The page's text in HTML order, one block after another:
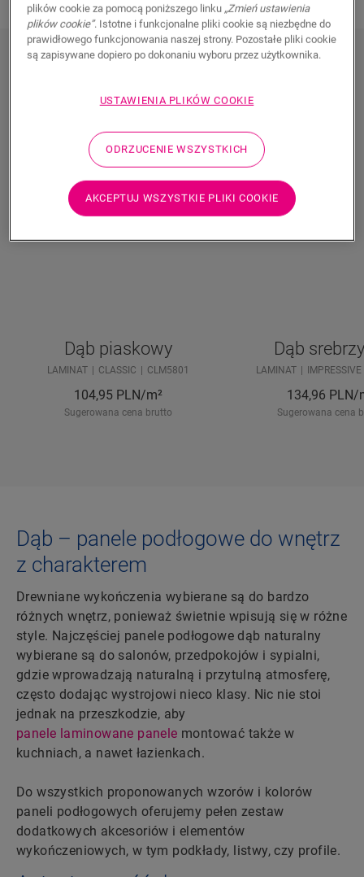
PANELE PODŁOGOWE DĄB -
Dąb piaskowy
LAMINAT CLASSIC CLM5801
104,95 PLN/m²
Sugerowana cena brutto
Dąb
LAMINAT IMPRESSIVE
134,96 PLN/
Sugerowana cena
Dąb – panele podłogowe do wnętrz
z charakterem
Drewniane wykończenia wybierane są do bardzo
różnych wnętrz, ponieważ świetnie wpisują się w różne
style. Najczęściej panele podłogowe dąb naturalny
wybierane są do salonów, przedpokojów i sypialni,
gdzie wprowadzają naturalną i przytulną atmosferę,
często dodając wystrojowi nieco klasy. Nic nie stoi
jednak na przeszkodzie, aby
panele laminowane panele montować także w
kuchniach, a nawet łazienkach.
Do wszystkich proponowanych wzorów i kolorów
paneli podłogowych oferujemy pełen zestaw
dodatkowych akcesoriów i elementów
wykończeniowych, w tym podkłady, listwy, czy profile.
plików cookie za pomocą poniższego linku „Zmień ustawienia
plików cookie”. Istotne i funkcjonalne pliki cookie są niezbędne do
prawidłowego funkcjonowania naszej strony. Pozostałe pliki cookie
są zapisywane dopiero po dokonaniu wyboru przez użytkownika.
USTAWIENIA PLIKÓW COOKIE
ODRZUCENIE WSZYSTKICH
AKCEPTUJ WSZYSTKIE PLIKI COOKIE